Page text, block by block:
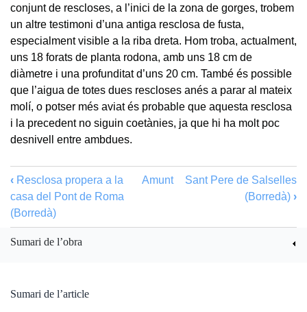
conjunt de rescloses, a l’inici de la zona de gorges, trobem
un altre testimoni d’una antiga resclosa de fusta,
especialment visible a la riba dreta. Hom troba, actualment,
uns 18 forats de planta rodona, amb uns 18 cm de
diàmetre i una profunditat d’uns 20 cm. També és possible
que l’aigua de totes dues rescloses anés a parar al mateix
molí, o potser més aviat és probable que aquesta resclosa
i la precedent no siguin coetànies, ja que hi ha molt poc
desnivell entre ambdues.
‹ Resclosa propera a la
casa del Pont de Roma
(Borredà)
Amunt
Sant Pere de Salselles
(Borredà) ›
Sumari de l’obra
Sumari de l’article